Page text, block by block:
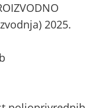
2025.